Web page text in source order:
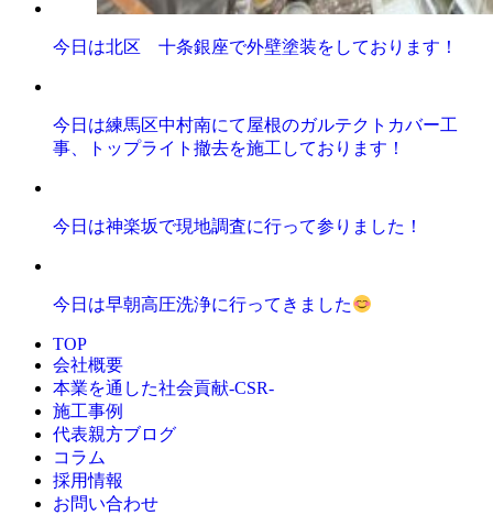
今日は北区 十条銀座で外壁塗装をしております！
今日は練馬区中村南にて屋根のガルテクトカバー工
事、トップライト撤去を施工しております！
今日は神楽坂で現地調査に行って参りました！
今日は早朝高圧洗浄に行ってきました
TOP
会社概要
本業を通した社会貢献-CSR-
施工事例
代表親方ブログ
コラム
採用情報
お問い合わせ